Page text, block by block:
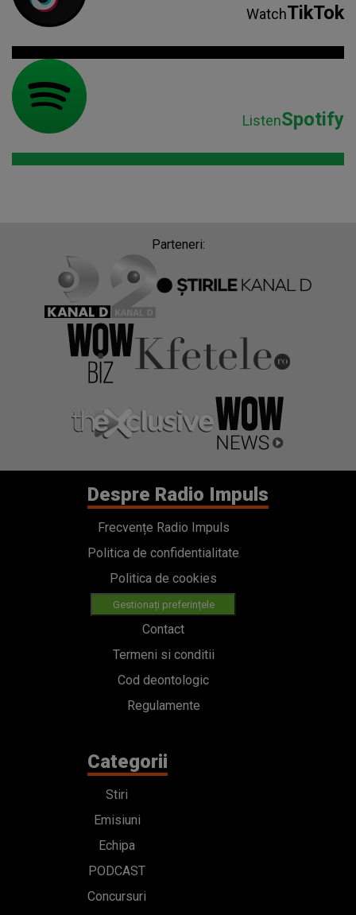
WatchTikTok
ListenSpotify
Parteneri:
Despre Radio Impuls
Frecvențe Radio Impuls
Politica de confidentialitate
Politica de cookies
Gestionați preferințele
Contact
Termeni si conditii
Cod deontologic
Regulamente
Categorii
Stiri
Emisiuni
Echipa
PODCAST
Concursuri